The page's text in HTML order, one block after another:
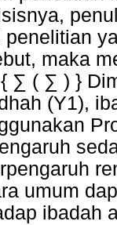
penelitian
maka
∑ ( ∑ ) }
(Y1),
umum
ibadah